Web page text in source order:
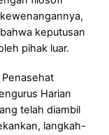
keputusan
pihak luar.
Harian
telah diambil
langkah-